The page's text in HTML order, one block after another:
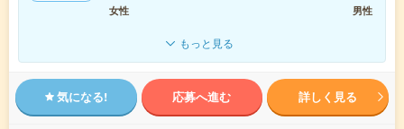
女性
男性
もっと見る
気になる! 応募へ進む 詳しく見る